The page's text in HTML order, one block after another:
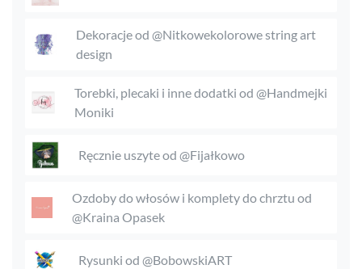
Dekoracje od @Nitkowekolorowe string art
design
Torebki, plecaki i inne dodatki od @Handmejki
Moniki
Ręcznie uszyte od @Fijałkowo
Ozdoby do włosów i komplety do chrztu od
@Kraina Opasek
Rysunki od @BobowskiART